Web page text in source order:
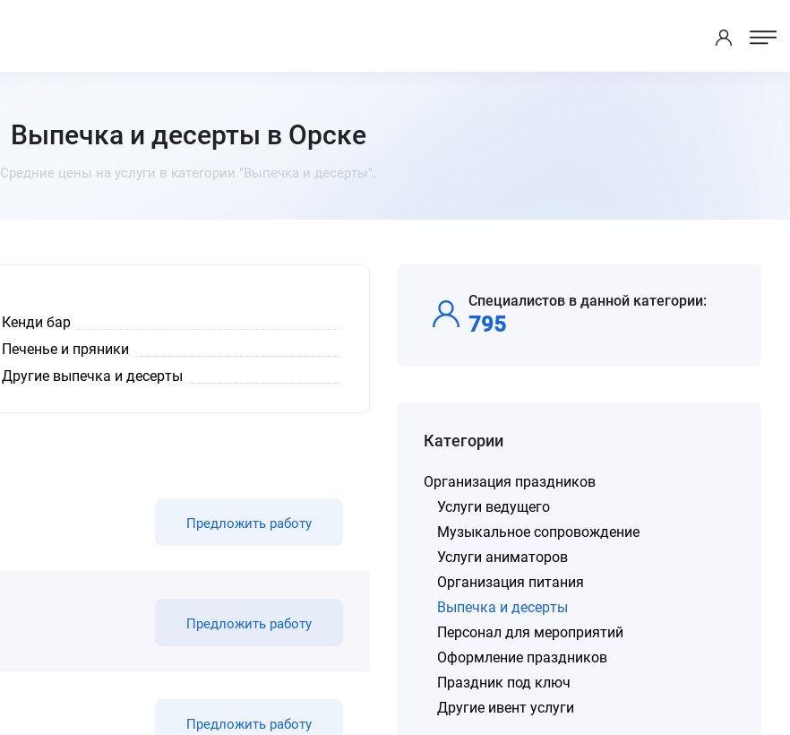
Выпечка и десерты в Орске
Средние цены на услуги в категории "Выпечка и десерты".
Кенди бар
Печенье и пряники
Другие выпечка и десерты
Предложить работу
Предложить работу
Предложить работу
Специалистов в данной категории:
795
Категории
Организация праздников
Услуги ведущего
Музыкальное сопровождение
Услуги аниматоров
Организация питания
Выпечка и десерты
Персонал для мероприятий
Оформление праздников
Праздник под ключ
Другие ивент услуги